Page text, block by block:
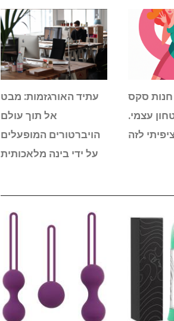
עתיד האורגזמות: מבט
אל תוך עולם
הויברטורים המופעלים
על ידי בינה מלאכותית
סקס
עצמי.
לזה